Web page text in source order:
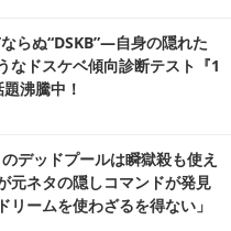
ならぬ“DSKB”―自身の隠れた
なドスケベ傾向診断テスト『1
沸騰中！
デッドプールは瞬獄殺も使え
元ネタの隠しコマンドが発見
リームを使わざるを得ない」